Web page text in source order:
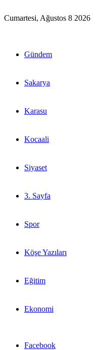
Cumartesi, Ağustos 8 2026
Gündem
Sakarya
Karasu
Kocaali
Siyaset
3. Sayfa
Spor
Köşe Yazıları
Eğitim
Ekonomi
Facebook